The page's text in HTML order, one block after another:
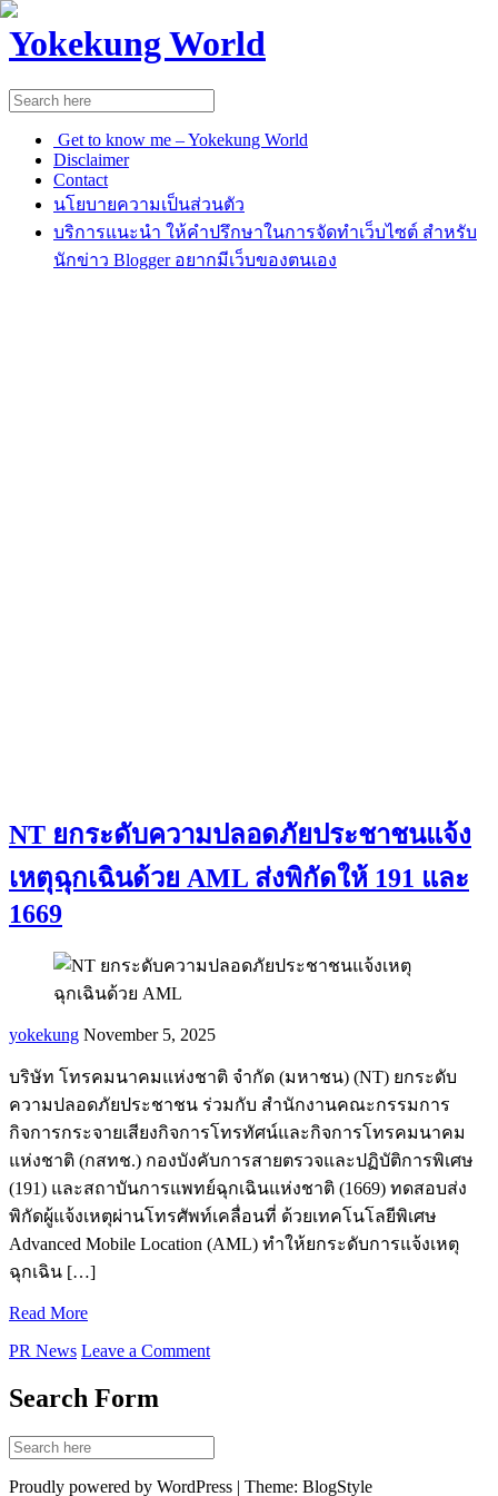
Yokekung World
Get to know me – Yokekung World
Disclaimer
Contact
นโยบายความเป็นส่วนตัว
บริการแนะนำ ให้คำปรึกษาในการจัดทำเว็บไซต์ สำหรับ
นักข่าว Blogger อยากมีเว็บของตนเอง
NT ยกระดับความปลอดภัยประชาชนแจ้ง
เหตุฉุกเฉินด้วย AML ส่งพิกัดให้ 191 และ
1669
yokekung November 5, 2025
บริษัท โทรคมนาคมแห่งชาติ จำกัด (มหาชน) (NT) ยกระดับ
ความปลอดภัยประชาชน ร่วมกับ สำนักงานคณะกรรมการ
กิจการกระจายเสียงกิจการโทรทัศน์และกิจการโทรคมนาคม
แห่งชาติ (กสทช.) กองบังคับการสายตรวจและปฏิบัติการพิเศษ
(191) และสถาบันการแพทย์ฉุกเฉินแห่งชาติ (1669) ทดสอบส่ง
พิกัดผู้แจ้งเหตุผ่านโทรศัพท์เคลื่อนที่ ด้วยเทคโนโลยีพิเศษ
Advanced Mobile Location (AML) ทำให้ยกระดับการแจ้งเหตุ
ฉุกเฉิน […]
Read More
PR News Leave a Comment
Search Form
Proudly powered by WordPress | Theme: BlogStyle